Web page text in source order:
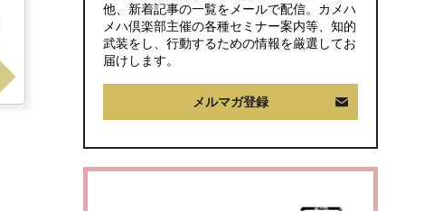
他、新着記事の一覧をメールで配信。カメハ
メハ倶楽部主催の各種セミナー案内等、知的
武装をし、行動するための情報を厳選してお
届けします。
メルマガ登録